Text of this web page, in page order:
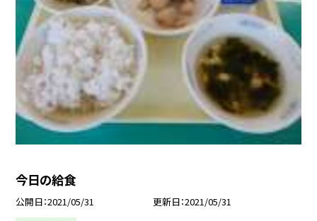
今日の給食
公開日 2021/05/31 更新日 2021/05/31